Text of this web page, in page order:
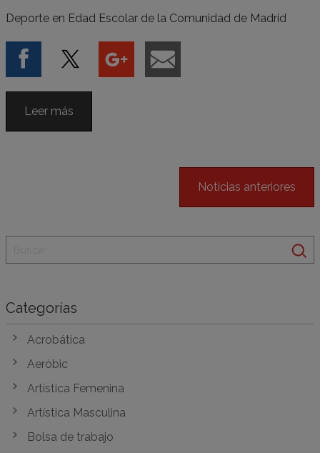
Deporte en Edad Escolar de la Comunidad de Madrid
Leer más
Noticias anteriores
Categorías
Acrobática
Aeróbic
Artística Femenina
Artística Masculina
Bolsa de trabajo